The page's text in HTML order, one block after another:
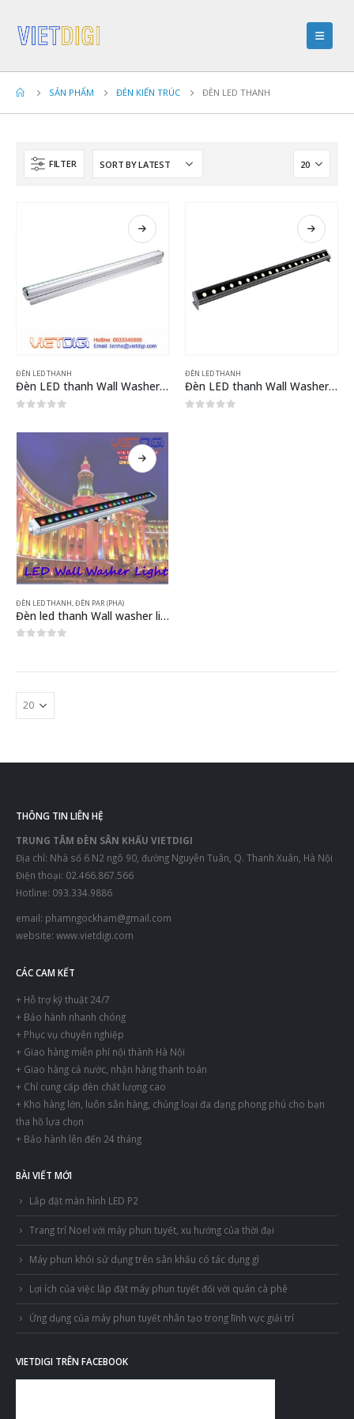
SẢN PHẨM ĐÈN KIẾN TRÚC ĐÈN LED THANH
FILTER
ĐÈN LED THANH
Đèn LED thanh Wall Washer RGB đổi màu VDL6560
ĐÈN LED THANH
Đèn LED thanh Wall Washer VDL7230
ĐÈN LED THANH,ĐÈN PAR (PHA)
Đèn led thanh Wall washer light
THÔNG TIN LIÊN HỆ
TRUNG TÂM ĐÈN SÂN KHẤU VIETDIGI
Địa chỉ: Nhà số 6 N2 ngõ 90, đường Nguyễn Tuân, Q. Thanh Xuân, Hà Nội
Điện thoại: 02.466.867.566
Hotline: 093.334.9886
email: phamngockham@gmail.com
website: www.vietdigi.com
CÁC CAM KẾT
+ Hỗ trợ kỹ thuật 24/7
+ Bảo hành nhanh chóng
+ Phục vụ chuyên nghiệp
+ Giao hàng miễn phí nội thành Hà Nội
+ Giao hàng cả nước, nhận hàng thanh toán
+ Chỉ cung cấp đèn chất lượng cao
+ Kho hàng lớn, luôn sẵn hàng, chủng loại đa dạng phong phú cho bạn
tha hồ lựa chọn
+ Bảo hành lên đến 24 tháng
BÀI VIẾT MỚI
Lắp đặt màn hình LED P2
Trang trí Noel với máy phun tuyết, xu hướng của thời đại
Máy phun khói sử dụng trên sân khấu có tác dụng gì
Lợi ích của việc lắp đặt máy phun tuyết đối với quán cà phê
Ứng dụng của máy phun tuyết nhân tạo trong lĩnh vực giải trí
VIETDIGI TRÊN FACEBOOK